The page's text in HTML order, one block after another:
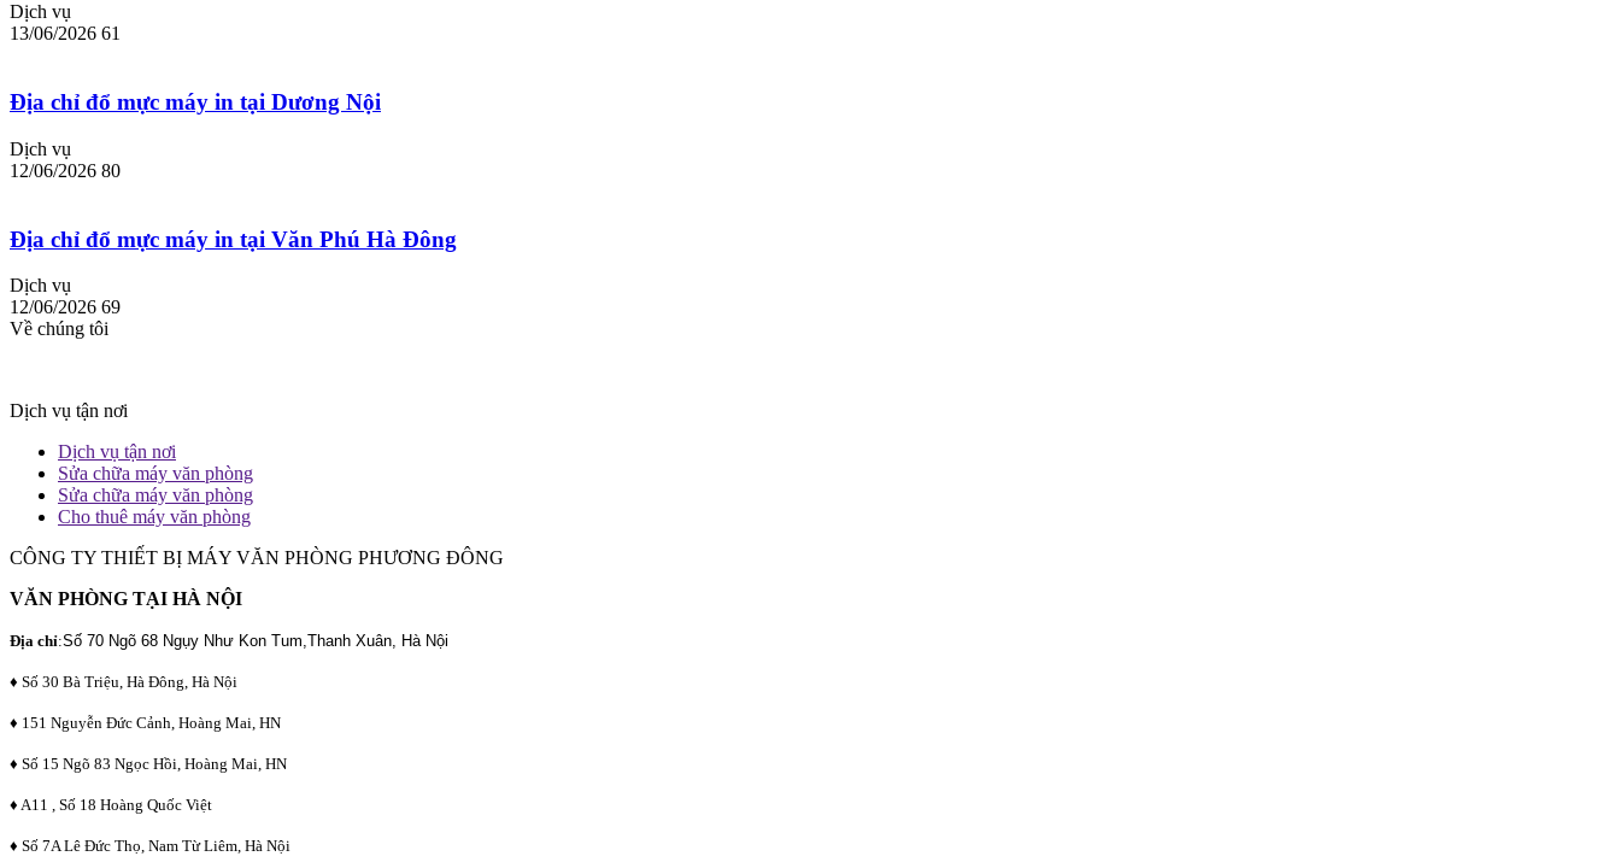
Dịch vụ
13/06/2026 61
Địa chỉ đổ mực máy in tại Dương Nội
Dịch vụ
12/06/2026 80
Địa chỉ đổ mực máy in tại Văn Phú Hà Đông
Dịch vụ
12/06/2026 69
Về chúng tôi
Dịch vụ tận nơi
Dịch vụ tận nơi
Sửa chữa máy văn phòng
Sửa chữa máy văn phòng
Cho thuê máy văn phòng
CÔNG TY THIẾT BỊ MÁY VĂN PHÒNG PHƯƠNG ĐÔNG
VĂN PHÒNG TẠI HÀ NỘI
Địa chỉ:Số 70 Ngõ 68 Ngụy Như Kon Tum,Thanh Xuân, Hà Nội
♦ Số 30 Bà Triệu, Hà Đông, Hà Nội
♦ 151 Nguyễn Đức Cảnh, Hoàng Mai, HN
♦ Số 15 Ngõ 83 Ngọc Hồi, Hoàng Mai, HN
♦ A11 , Số 18 Hoàng Quốc Việt
♦ Số 7A Lê Đức Thọ, Nam Từ Liêm, Hà Nội